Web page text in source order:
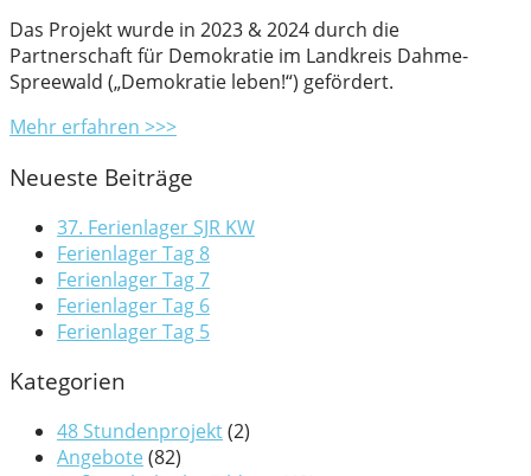
Das Projekt wurde in 2023 & 2024 durch die
Partnerschaft für Demokratie im Landkreis Dahme-
Spreewald („Demokratie leben!“) gefördert.
Mehr erfahren >>>
Neueste Beiträge
37. Ferienlager SJR KW
Ferienlager Tag 8
Ferienlager Tag 7
Ferienlager Tag 6
Ferienlager Tag 5
Kategorien
48 Stundenprojekt(2)
Angebote (82)